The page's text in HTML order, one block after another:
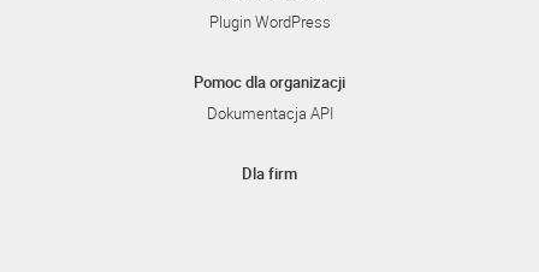
Plugin WordPress
Pomoc dla organizacji
Dokumentacja API
Dla firm